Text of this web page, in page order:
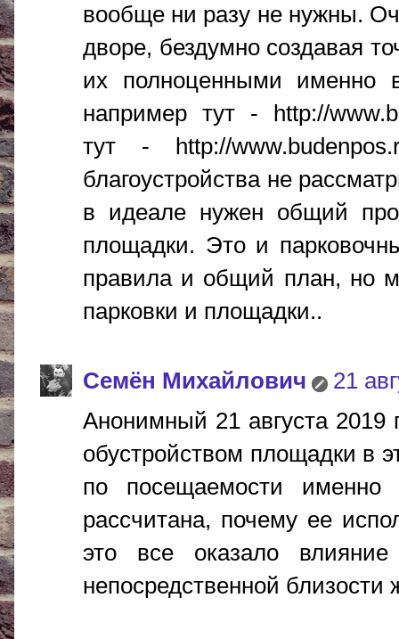
вообще ни разу не нужны.
дворе, бездумно создавая
их полноценными именно
например тут - http://
тут - http://
благоустройства не
в идеале нужен общий
площадки. Это и
правила и общий план, но
парковки и площадки..
Cемён Михайлович
21
Анонимный 21 августа 2019
обустройством площадки в
по посещаемости
рассчитана, почему ее
это все оказало
непосредственной